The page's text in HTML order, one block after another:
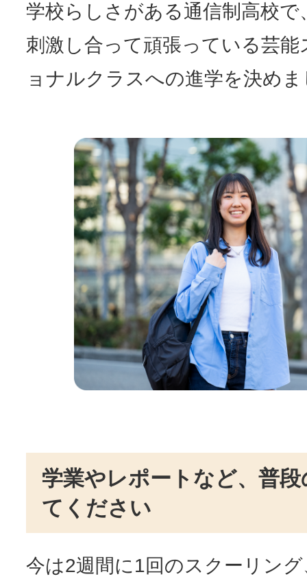
学校らしさがある通信制高校
刺激し合って頑張っている芸
ョナルクラスへの進学を決め
学業やレポートなど、普
てください
今は2週間に1回のスクーリン